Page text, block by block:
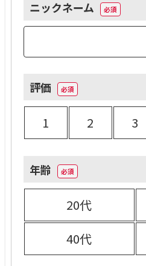
た。
たのがマッチング機能
うな感覚で「いいね」
うがこちらの履歴を
ね」返しをしてくれま
すると、確実に面接の
ットすることができまし
また、「いいね」した
ができるので、複数社
待遇などを見比べるの
こちらが「いいね」し
らを気に入ってくれた
ニックネーム
評価
1 2 3
年齢
20代
40代